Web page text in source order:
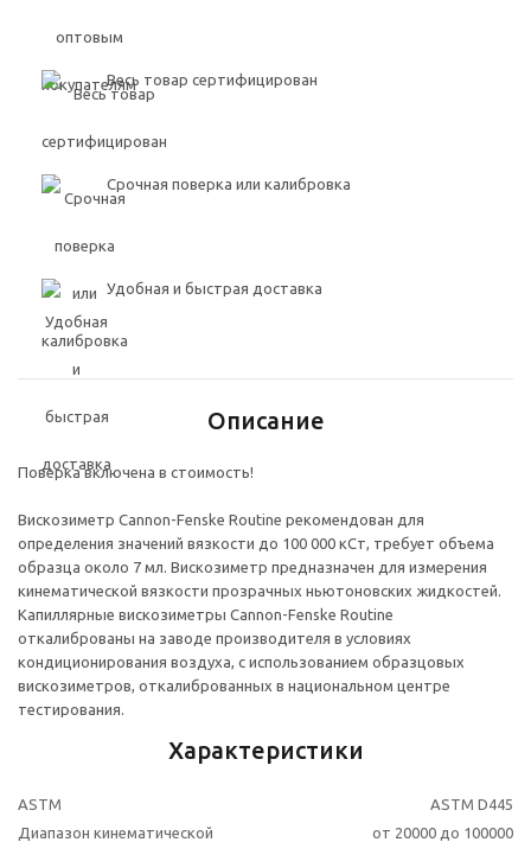
Весь товар сертифицирован
Срочная поверка или калибровка
Удобная и быстрая доставка
Описание
Поверка включена в стоимость!
Вискозиметр Cannon-Fenske Routine рекомендован для
определения значений вязкости до 100 000 кСт, требует объема
образца около 7 мл. Вискозиметр предназначен для измерения
кинематической вязкости прозрачных ньютоновских жидкостей.
Капиллярные вискозиметры Cannon-Fenske Routine
откалиброваны на заводе производителя в условиях
кондиционирования воздуха, с использованием образцовых
вискозиметров, откалиброванных в национальном центре
тестирования.
Характеристики
ASTM
ASTM D445
Диапазон кинематической
от 20000 до 100000